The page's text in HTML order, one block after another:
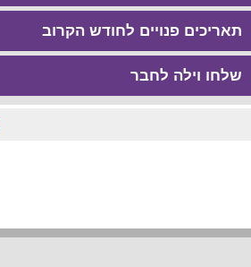
תאריכים פנויים לחודש הקרוב
שלחו וילה לחבר